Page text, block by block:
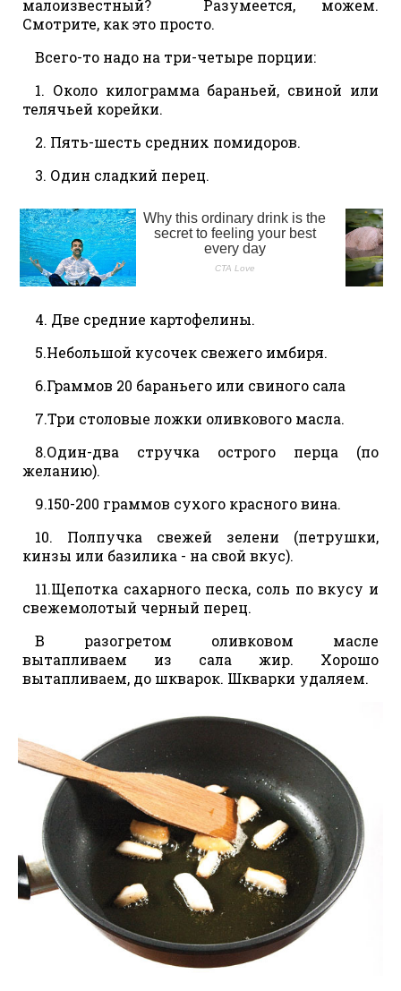
малоизвестный? Разумеется, можем.
Смотрите, как это просто.
Всего-то надо на три-четыре порции:
1. Около килограмма бараньей, свиной или
телячьей корейки.
2. Пять-шесть средних помидоров.
3. Один сладкий перец.
4. Две средние картофелины.
5.Небольшой кусочек свежего имбиря.
6.Граммов 20 бараньего или свиного сала
7.Три столовые ложки оливкового масла.
8.Один-два стручка острого перца (по
желанию).
9.150-200 граммов сухого красного вина.
10. Полпучка свежей зелени (петрушки,
кинзы или базилика - на свой вкус).
11.Щепотка сахарного песка, соль по вкусу и
свежемолотый черный перец.
В разогретом оливковом масле
вытапливаем из сала жир. Хорошо
вытапливаем, до шкварок. Шкварки удаляем.